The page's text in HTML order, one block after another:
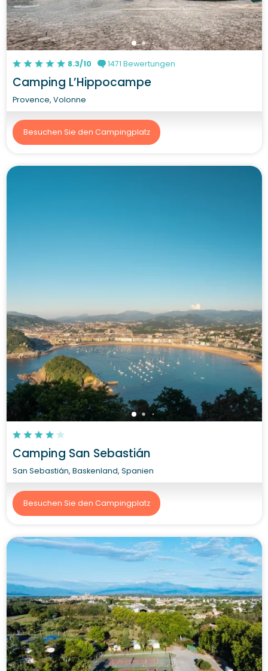
8.3/10 1471 Bewertungen
Camping L’Hippocampe
Provence, Volonne
Besuchen Sie den Campingplatz
Camping San Sebastián
San Sebastián, Baskenland, Spanien
Besuchen Sie den Campingplatz